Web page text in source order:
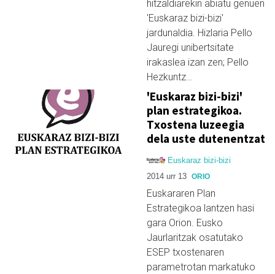
hitzaldiarekin abiatu genuen
'Euskaraz bizi-bizi'
jardunaldia. Hizlaria Pello
Jauregi unibertsitate
irakaslea izan zen; Pello
Hezkuntz…
'Euskaraz bizi-bizi'
plan estrategikoa.
Txostena luzeegia
dela uste dutenentzat
Euskaraz bizi-bizi
2014 urr 13 ORIO
Euskararen Plan
Estrategikoa lantzen hasi
gara Orion. Eusko
Jaurlaritzak osatutako
ESEP txostenaren
parametrotan markatuko